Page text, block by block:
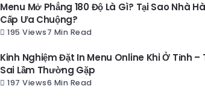
Menu Mở Phẳng 180 Độ Là Gì? Tại Sao Nhà
Cấp Ưa Chuộng?
195 Views7 Min Read
Kinh Nghiệm Đặt In Menu Online Khi Ở Tỉnh –
Sai Lầm Thường Gặp
197 Views6 Min Read